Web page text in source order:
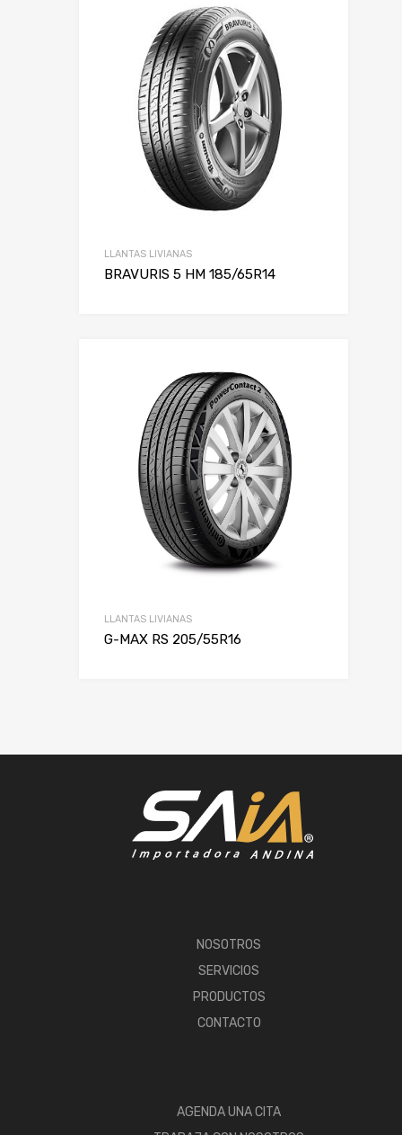
LLANTAS LIVIANAS
BRAVURIS 5 HM 185/65R14
LLANTAS LIVIANAS
G-MAX RS 205/55R16
NOSOTROS
SERVICIOS
PRODUCTOS
CONTACTO
AGENDA UNA CITA